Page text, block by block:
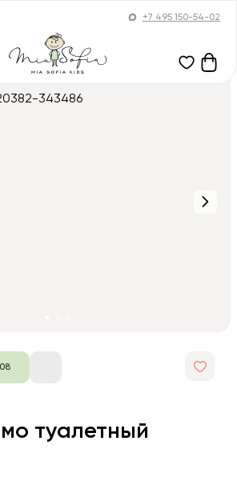
+7 495 150-54-02
туалетный